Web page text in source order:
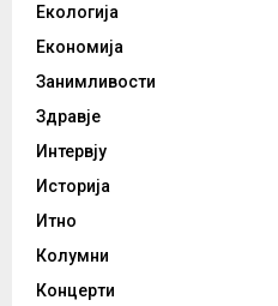
Екологија
Економија
Занимливости
Здравје
Интервју
Историја
Итно
Колумни
Концерти